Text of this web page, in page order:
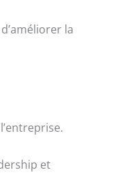
la
et